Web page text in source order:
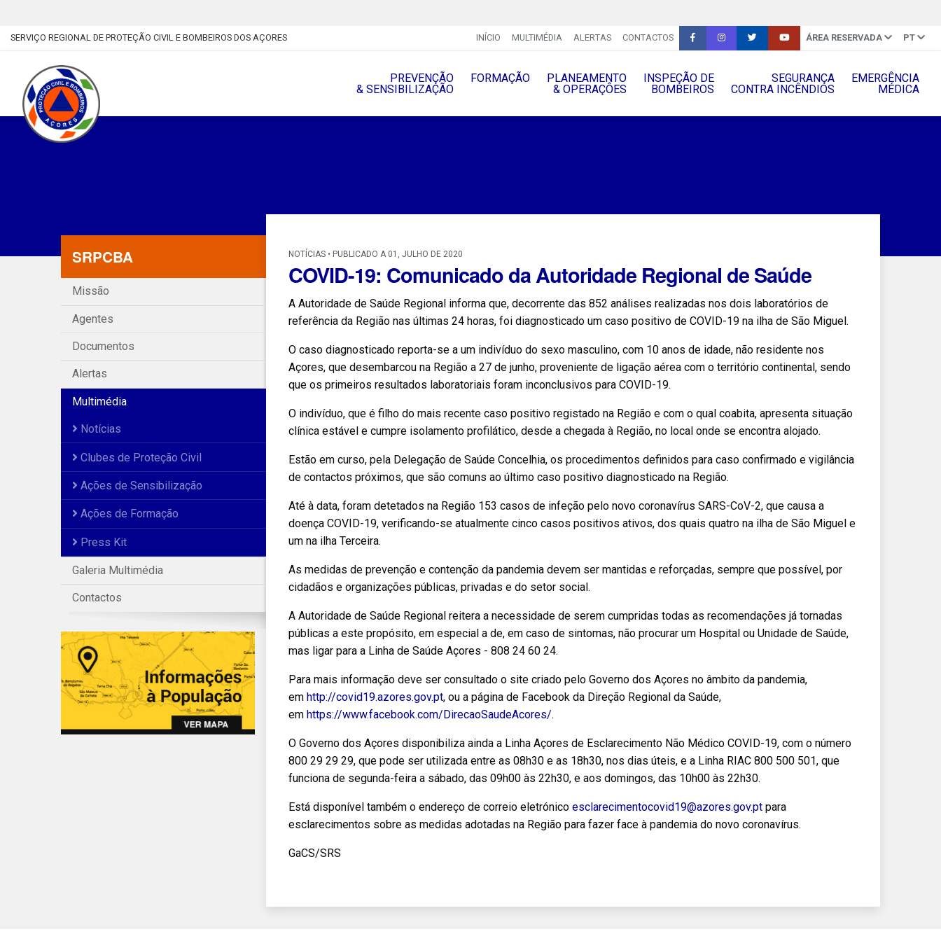
SERVIÇO REGIONAL DE PROTEÇÃO CIVIL E BOMBEIROS DOS AÇORES INÍCIO MULTIMÉDIA ALERTAS CONTACTOS ÁREA RESERVADA PT
PREVENÇÃO
& SENSIBILIZAÇÃO
FORMAÇÃO
PLANEAMENTO
& OPERAÇÔES
INSPEÇÃO DE
BOMBEIROS
SEGURANÇA
CONTRA INCÊNDIOS
EMERGÊNCIA
MÉDICA
SRPCBA
Missão
Agentes
Documentos
Alertas
Multimédia
Notícias
Clubes de Proteção Civil
Ações de Sensibilização
Ações de Formação
Press Kit
Galeria Multimédia
Contactos
NOTÍCIAS • PUBLICADO A 01, JULHO DE 2020
COVID-19: Comunicado da Autoridade Regional de Saúde
A Autoridade de Saúde Regional informa que, decorrente das 852 análises realizadas nos dois laboratórios de
referência da Região nas últimas 24 horas, foi diagnosticado um caso positivo de COVID-19 na ilha de São Miguel.
O caso diagnosticado reporta-se a um indivíduo do sexo masculino, com 10 anos de idade, não residente nos
Açores, que desembarcou na Região a 27 de junho, proveniente de ligação aérea com o território continental, sendo
que os primeiros resultados laboratoriais foram inconclusivos para COVID-19.
O indivíduo, que é filho do mais recente caso positivo registado na Região e com o qual coabita, apresenta situação
clínica estável e cumpre isolamento profilático, desde a chegada à Região, no local onde se encontra alojado.
Estão em curso, pela Delegação de Saúde Concelhia, os procedimentos definidos para caso confirmado e vigilância
de contactos próximos, que são comuns ao último caso positivo diagnosticado na Região.
Até à data, foram detetados na Região 153 casos de infeção pelo novo coronavírus SARS-CoV-2, que causa a
doença COVID-19, verificando-se atualmente cinco casos positivos ativos, dos quais quatro na ilha de São Miguel e
um na ilha Terceira.
As medidas de prevenção e contenção da pandemia devem ser mantidas e reforçadas, sempre que possível, por
cidadãos e organizações públicas, privadas e do setor social.
A Autoridade de Saúde Regional reitera a necessidade de serem cumpridas todas as recomendações já tornadas
públicas a este propósito, em especial a de, em caso de sintomas, não procurar um Hospital ou Unidade de Saúde,
mas ligar para a Linha de Saúde Açores - 808 24 60 24.
Para mais informação deve ser consultado o site criado pelo Governo dos Açores no âmbito da pandemia,
em http://covid19.azores.gov.pt, ou a página de Facebook da Direção Regional da Saúde,
em https://www.facebook.com/DirecaoSaudeAcores/.
O Governo dos Açores disponibiliza ainda a Linha Açores de Esclarecimento Não Médico COVID-19, com o número
800 29 29 29, que pode ser utilizada entre as 08h30 e as 18h30, nos dias úteis, e a Linha RIAC 800 500 501, que
funciona de segunda-feira a sábado, das 09h00 às 22h30, e aos domingos, das 10h00 às 22h30.
Está disponível também o endereço de correio eletrónico esclarecimentocovid19@azores.gov.ptpara
esclarecimentos sobre as medidas adotadas na Região para fazer face à pandemia do novo coronavírus.
GaCS/SRS